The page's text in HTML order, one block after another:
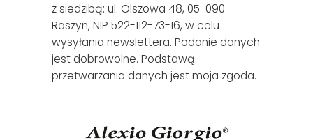
z siedzibą: ul. Olszowa 48, 05-090
Raszyn, NIP 522-112-73-16, w celu
wysyłania newslettera. Podanie danych
jest dobrowolne. Podstawą
przetwarzania danych jest moja zgoda.